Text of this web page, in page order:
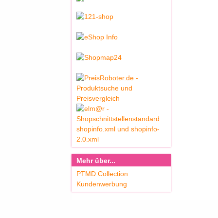
Mehr über...
PTMD Collection
Kundenwerbung